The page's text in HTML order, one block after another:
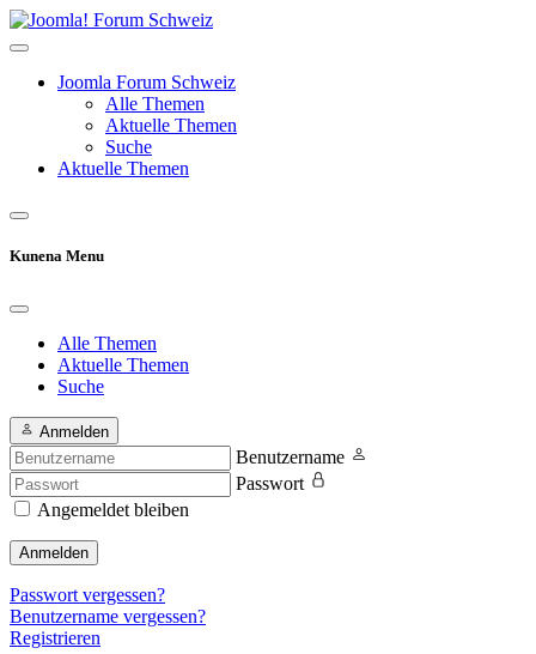
Joomla Forum Schweiz
Alle Themen
Aktuelle Themen
Suche
Aktuelle Themen
Kunena Menu
Alle Themen
Aktuelle Themen
Suche
Anmelden
Benutzername
Passwort
Angemeldet bleiben
Anmelden
Passwort vergessen?
Benutzername vergessen?
Registrieren